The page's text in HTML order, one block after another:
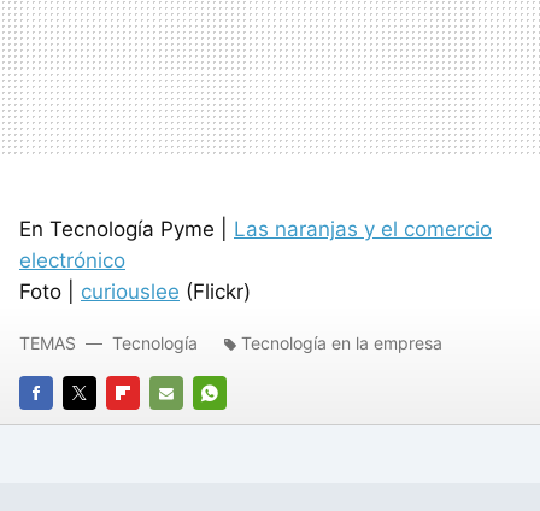
En Tecnología Pyme | Las naranjas y el comercio
electrónico
Foto | curiouslee (Flickr)
FACEBOOK
TWITTERFLIPBOARD
E-
WHATSAPP
TEMAS Tecnología Tecnología en la empresa